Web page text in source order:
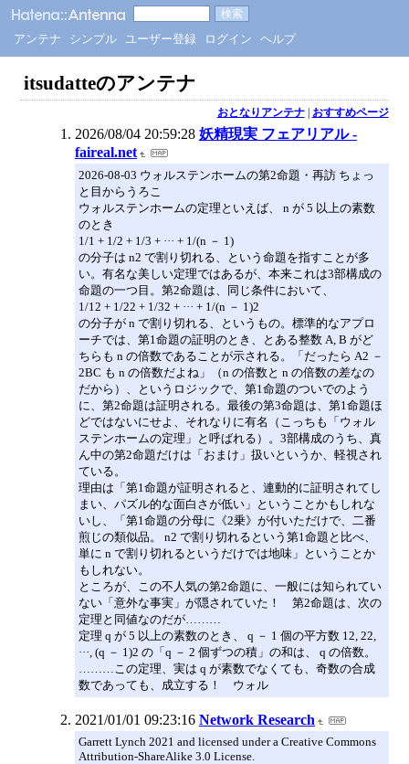
アンテナ シンプル ユーザー登録 ログイン ヘルプ
itsudatteのアンテナ
おとなりアンテナ| おすすめページ
2026/08/04 20:59:28 妖精現実 フェアリアル -
faireal.net
2026-08-03 ウォルステンホームの第2命題・再訪 ちょっ
と目からうろこ
ウォルステンホームの定理といえば、 n が 5 以上の素数
のとき
1/1 + 1/2 + 1/3 + ··· + 1/(n － 1)
の分子は n2 で割り切れる、という命題を指すことが多
い。有名な美しい定理ではあるが、本来これは3部構成の
命題の一つ目。第2命題は、同じ条件において、
1/12 + 1/22 + 1/32 + ··· + 1/(n － 1)2
の分子が n で割り切れる、というもの。標準的なアプロ
ーチでは、第1命題の証明のとき、とある整数 A, B がど
ちらも n の倍数であることが示される。「だったら A2 －
2BC も n の倍数だよね」（n の倍数と n の倍数の差なの
だから）、というロジックで、第1命題のついでのよう
に、第2命題は証明される。最後の第3命題は、第1命題ほ
どではないにせよ、それなりに有名（こっちも「ウォル
ステンホームの定理」と呼ばれる）。3部構成のうち、真
ん中の第2命題だけは「おまけ」扱いというか、軽視され
ている。
理由は「第1命題が証明されると、連動的に証明されてし
まい、パズル的な面白さが低い」ということかもしれな
いし、「第1命題の分母に《2乗》が付いただけで、二番
煎じの類似品。 n2 で割り切れるという第1命題と比べ、
単に n で割り切れるというだけでは地味」ということか
もしれない。
ところが、この不人気の第2命題に、一般には知られてい
ない「意外な事実」が隠されていた！ 第2命題は、次の
定理と同値なのだが………
定理 q が 5 以上の素数のとき、 q － 1 個の平方数 12, 22,
···, (q － 1)2 の「q － 2 個ずつの積」の和は、 q の倍数。
………この定理、実は q が素数でなくても、奇数の合成
数であっても、成立する！ ウォル
2021/01/01 09:23:16 Network Research
Garrett Lynch 2021 and licensed under a Creative Commons
Attribution-ShareAlike 3.0 License.